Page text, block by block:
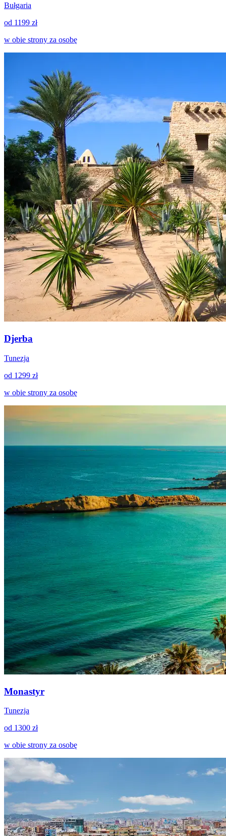
Bułgaria
od 1199 zł
w obie strony za osobę
Djerba
Tunezja
od 1299 zł
w obie strony za osobę
Monastyr
Tunezja
od 1300 zł
w obie strony za osobę